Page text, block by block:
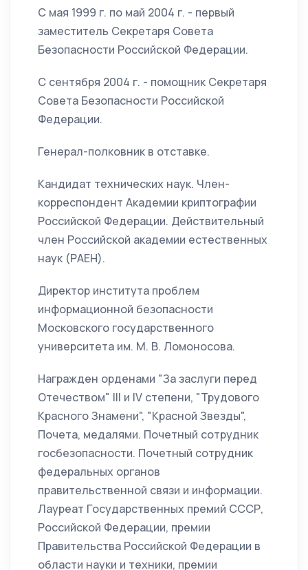
С мая 1999 г. по май 2004 г. - первый
заместитель Секретаря Совета
Безопасности Российской Федерации.
С сентября 2004 г. - помощник Секретаря
Совета Безопасности Российской
Федерации.
Генерал-полковник в отставке.
Кандидат технических наук. Член-
корреспондент Академии криптографии
Российской Федерации. Действительный
член Российской академии естественных
наук (РАЕН).
Директор института проблем
информационной безопасности
Московского государственного
университета им. М. В. Ломоносова.
Награжден орденами "За заслуги перед
Отечеством" III и IV степени, "Трудового
Красного Знамени", "Красной Звезды",
Почета, медалями. Почетный сотрудник
госбезопасности. Почетный сотрудник
федеральных органов
правительственной связи и информации.
Лауреат Государственных премий СССР,
Российской Федерации, премии
Правительства Российской Федерации в
области науки и техники, премии